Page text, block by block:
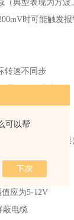
可以帮
典型表现为方波
时可能触发报
转速不同步‌
导致信号失真‌
参数设置错误
应为5-12V‌
蔽电缆‌